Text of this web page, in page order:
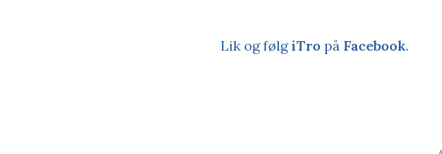
Lik og følgiTro på Facebook.